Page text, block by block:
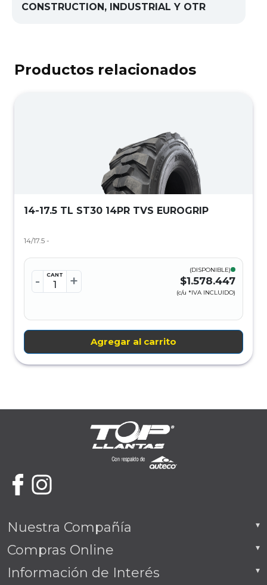
CONSTRUCTION, INDUSTRIAL Y OTR
Productos relacionados
14-17.5 TL ST30 14PR TVS EUROGRIP
14/17.5 -
- CANT +
(DISPONIBLE)
$1.578.447
(c/u *IVA INCLUIDO)
Agregar al carrito
Nuestra Compañía
Compras Online
Información de Interés